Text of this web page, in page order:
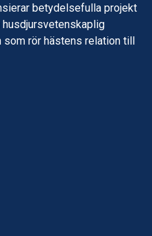
betydelsefulla projekt
rör hästens relation till